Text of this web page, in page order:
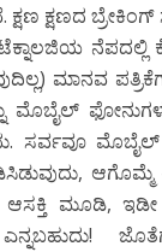
ಕ್ಷಣದ ಬ್ರೇಕಿಂಗ್
ನೆಪದಲ್ಲಿ
) ಮಾನವ
ಮೊಬೈಲ್
ಸರ್ವವೂ
, ಆಗೊಮ್ಮೆ
ಆಸಕ್ತಿ ಮೂಡಿ, ಇಡೀ